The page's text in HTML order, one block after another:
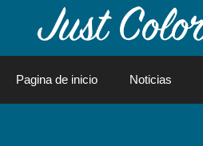
Pagina de inicio Noticias